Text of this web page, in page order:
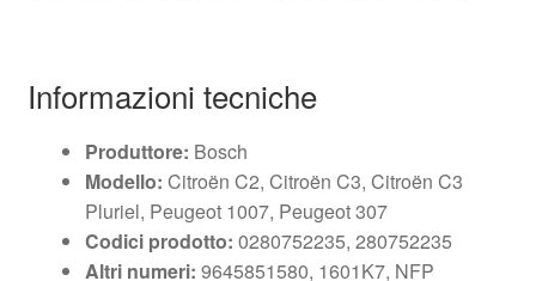
Informazioni tecniche
Produttore: Bosch
Modello: Citroën C2, Citroën C3, Citroën C3
Pluriel, Peugeot 1007, Peugeot 307
Codici prodotto: 0280752235, 280752235
Altri numeri: 9645851580, 1601K7, NFP